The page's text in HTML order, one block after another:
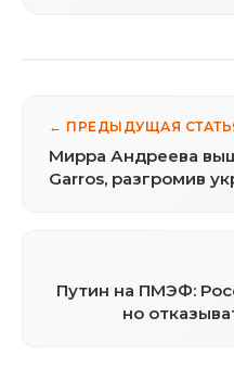
← ПРЕДЫДУЩАЯ
Мирра Андреева
Garros, разгромив
Путин на ПМЭФ:
но